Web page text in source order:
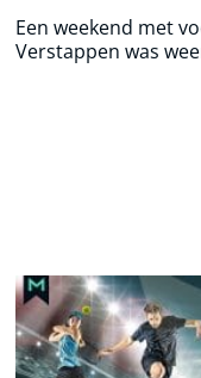
Een weekend met
Verstappen was